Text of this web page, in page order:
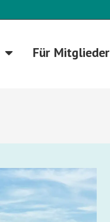
Für Mitglieder